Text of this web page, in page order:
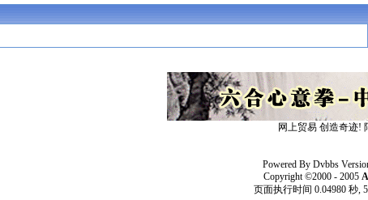
网上贸易 创造奇迹!
Powered By Dvbbs
Copyright ©2000 - 2005
页面执行时间 0.04980 秒,